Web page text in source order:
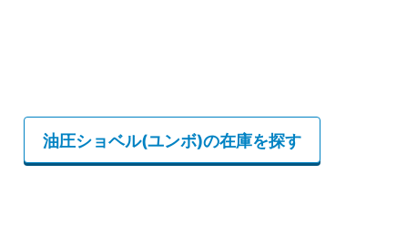
油圧ショベル(ユンボ)の在庫を探す